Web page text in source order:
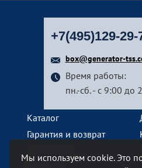
+7(495)129-29-
box@generator-
Время работы:
пн.-сб. - с 9:00 до
Каталог
Гарантия и возврат
Мы используем cookie. Это